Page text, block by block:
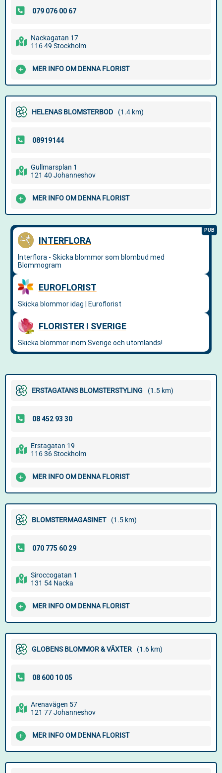
Nackagatan 17
116 49 Stockholm
MER INFO OM DENNA FLORIST
HELENAS BLOMSTERBOD (1.4 km)
Gullmarsplan 1
121 40 Johanneshov
MER INFO OM DENNA FLORIST
ERSTAGATANS BLOMSTERSTYLING (1.5 km)
Erstagatan 19
116 36 Stockholm
MER INFO OM DENNA FLORIST
BLOMSTERMAGASINET (1.5 km)
Siroccogatan 1
131 54 Nacka
MER INFO OM DENNA FLORIST
GLOBENS BLOMMOR & VÄXTER (1.6 km)
Arenavägen 57
121 77 Johanneshov
MER INFO OM DENNA FLORIST